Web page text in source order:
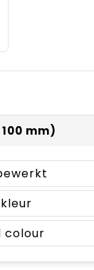
mm)
colour